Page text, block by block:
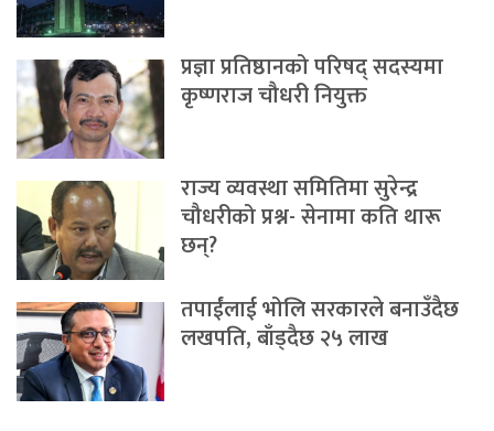
प्रज्ञा प्रतिष्ठानको परिषद् सदस्यमा
कृष्णराज चौधरी नियुक्त
राज्य व्यवस्था समितिमा सुरेन्द्र
चौधरीको प्रश्न- सेनामा कति थारू
छन्?
तपाईंलाई भोलि सरकारले बनाउँदैछ
लखपति, बाँड्दैछ २५ लाख